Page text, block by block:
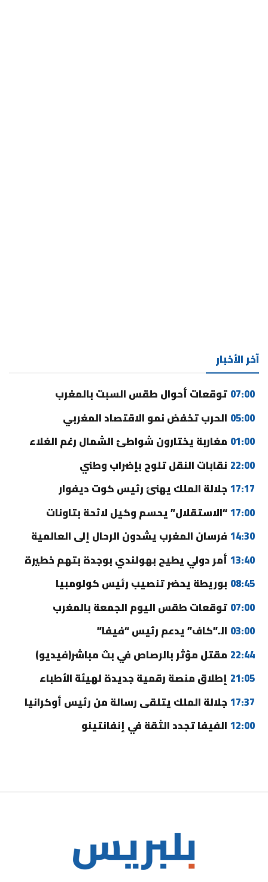
آخر الأخبار
07:00 توقعات أحوال طقس السبت بالمغرب
05:00 الحرب تخفض نمو الاقتصاد المغربي
01:00 مغاربة يختارون شواطئ الشمال رغم الغلاء
22:00 نقابات النقل تلوح بإضراب وطني
17:17 جلالة الملك يهنئ رئيس كوت ديفوار
17:00“الاستقلال” يحسم وكيل لائحة بتاونات
14:30 فرسان المغرب يشدون الرحال إلى العالمية
13:40 أمر دولي يطيح بهولندي بوجدة بتهم خطيرة
08:45 بوريطة يحضر تنصيب رئيس كولومبيا
07:00 توقعات طقس اليوم الجمعة بالمغرب
03:00 الـ”كاف” يدعم رئيس “فيفا”
22:44 مقتل مؤثر بالرصاص في بث مباشر(فيديو)
21:05 إطلاق منصة رقمية جديدة لهيئة الأطباء
17:37 جلالة الملك يتلقى رسالة من رئيس أوكرانيا
12:00 الفيفا تجدد الثقة في إنفانتينو